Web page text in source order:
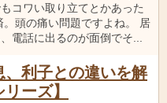
コワい取り立てとかあった
頭の痛い問題ですよね。 居
電話に出るのが面倒でそ...
、利子との違いを解
ーズ】